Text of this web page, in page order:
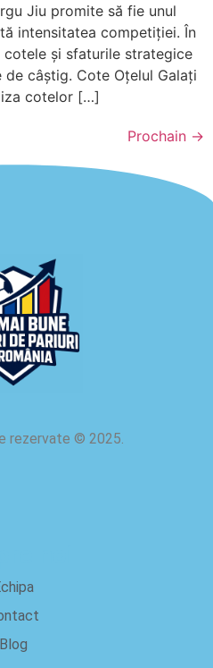
Jiu promite să fie unul
intensitatea competiției. În
și sfaturile strategice
de câștig. Cote Oțelul Galați
cotelor […]
Prochain →
rezervate © 2025.
Blog